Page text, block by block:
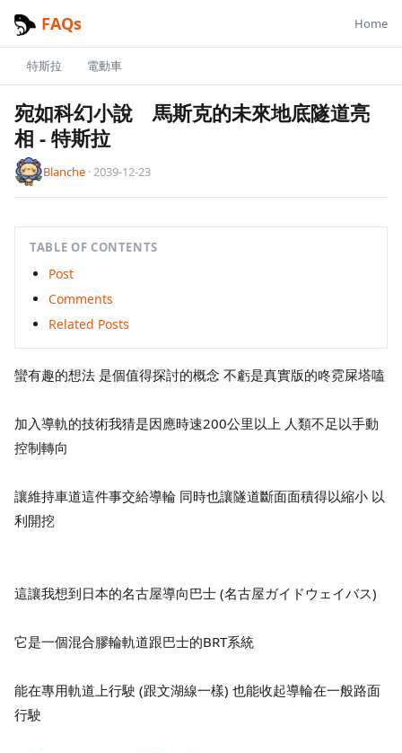
FAQs Home
特斯拉 電動車
宛如科幻小說 馬斯克的未來地底隧道亮
相 - 特斯拉
Blanche ·2039-12-23
TABLE OF CONTENTS
Post
Comments
Related Posts
蠻有趣的想法 是個值得探討的概念 不虧是真實版的咚霓屎塔嗑
加入導軌的技術我猜是因應時速200公里以上 人類不足以手動
控制轉向
讓維持車道這件事交給導輪 同時也讓隧道斷面面積得以縮小 以
利開挖
這讓我想到日本的名古屋導向巴士 (名古屋ガイドウェイバス)
它是一個混合膠輪軌道跟巴士的BRT系統
能在專用軌道上行駛 (跟文湖線一樣) 也能收起導輪在一般路面
行駛